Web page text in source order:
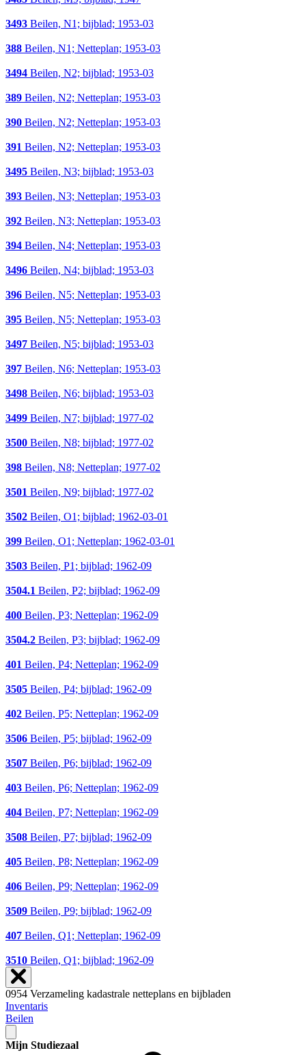
3493 Beilen, N1; bijblad; 1953-03
388 Beilen, N1; Netteplan; 1953-03
3494 Beilen, N2; bijblad; 1953-03
389 Beilen, N2; Netteplan; 1953-03
390 Beilen, N2; Netteplan; 1953-03
391 Beilen, N2; Netteplan; 1953-03
3495 Beilen, N3; bijblad; 1953-03
393 Beilen, N3; Netteplan; 1953-03
392 Beilen, N3; Netteplan; 1953-03
394 Beilen, N4; Netteplan; 1953-03
3496 Beilen, N4; bijblad; 1953-03
396 Beilen, N5; Netteplan; 1953-03
395 Beilen, N5; Netteplan; 1953-03
3497 Beilen, N5; bijblad; 1953-03
397 Beilen, N6; Netteplan; 1953-03
3498 Beilen, N6; bijblad; 1953-03
3499 Beilen, N7; bijblad; 1977-02
3500 Beilen, N8; bijblad; 1977-02
398 Beilen, N8; Netteplan; 1977-02
3501 Beilen, N9; bijblad; 1977-02
3502 Beilen, O1; bijblad; 1962-03-01
399 Beilen, O1; Netteplan; 1962-03-01
3503 Beilen, P1; bijblad; 1962-09
3504.1 Beilen, P2; bijblad; 1962-09
400 Beilen, P3; Netteplan; 1962-09
3504.2 Beilen, P3; bijblad; 1962-09
401 Beilen, P4; Netteplan; 1962-09
3505 Beilen, P4; bijblad; 1962-09
402 Beilen, P5; Netteplan; 1962-09
3506 Beilen, P5; bijblad; 1962-09
3507 Beilen, P6; bijblad; 1962-09
403 Beilen, P6; Netteplan; 1962-09
404 Beilen, P7; Netteplan; 1962-09
3508 Beilen, P7; bijblad; 1962-09
405 Beilen, P8; Netteplan; 1962-09
406 Beilen, P9; Netteplan; 1962-09
3509 Beilen, P9; bijblad; 1962-09
407 Beilen, Q1; Netteplan; 1962-09
3510 Beilen, Q1; bijblad; 1962-09
0954 Verzameling kadastrale netteplans en bijbladen
Inventaris
Beilen
Mijn Studiezaal